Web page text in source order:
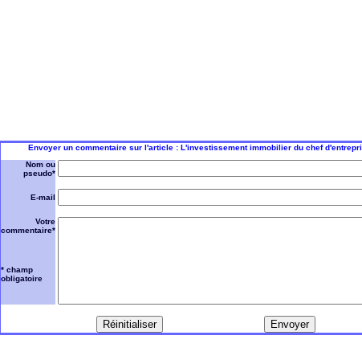
Envoyer un commentaire sur l'article : L'investissement immobilier du chef
Nom ou
pseudo*
E-mail
Votre
commentaire*
* champ
obligatoire